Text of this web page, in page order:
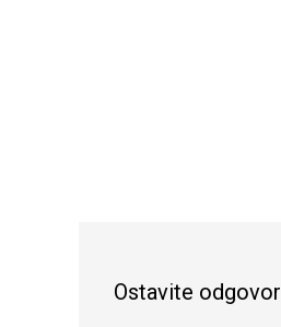
Ostavite odgovor